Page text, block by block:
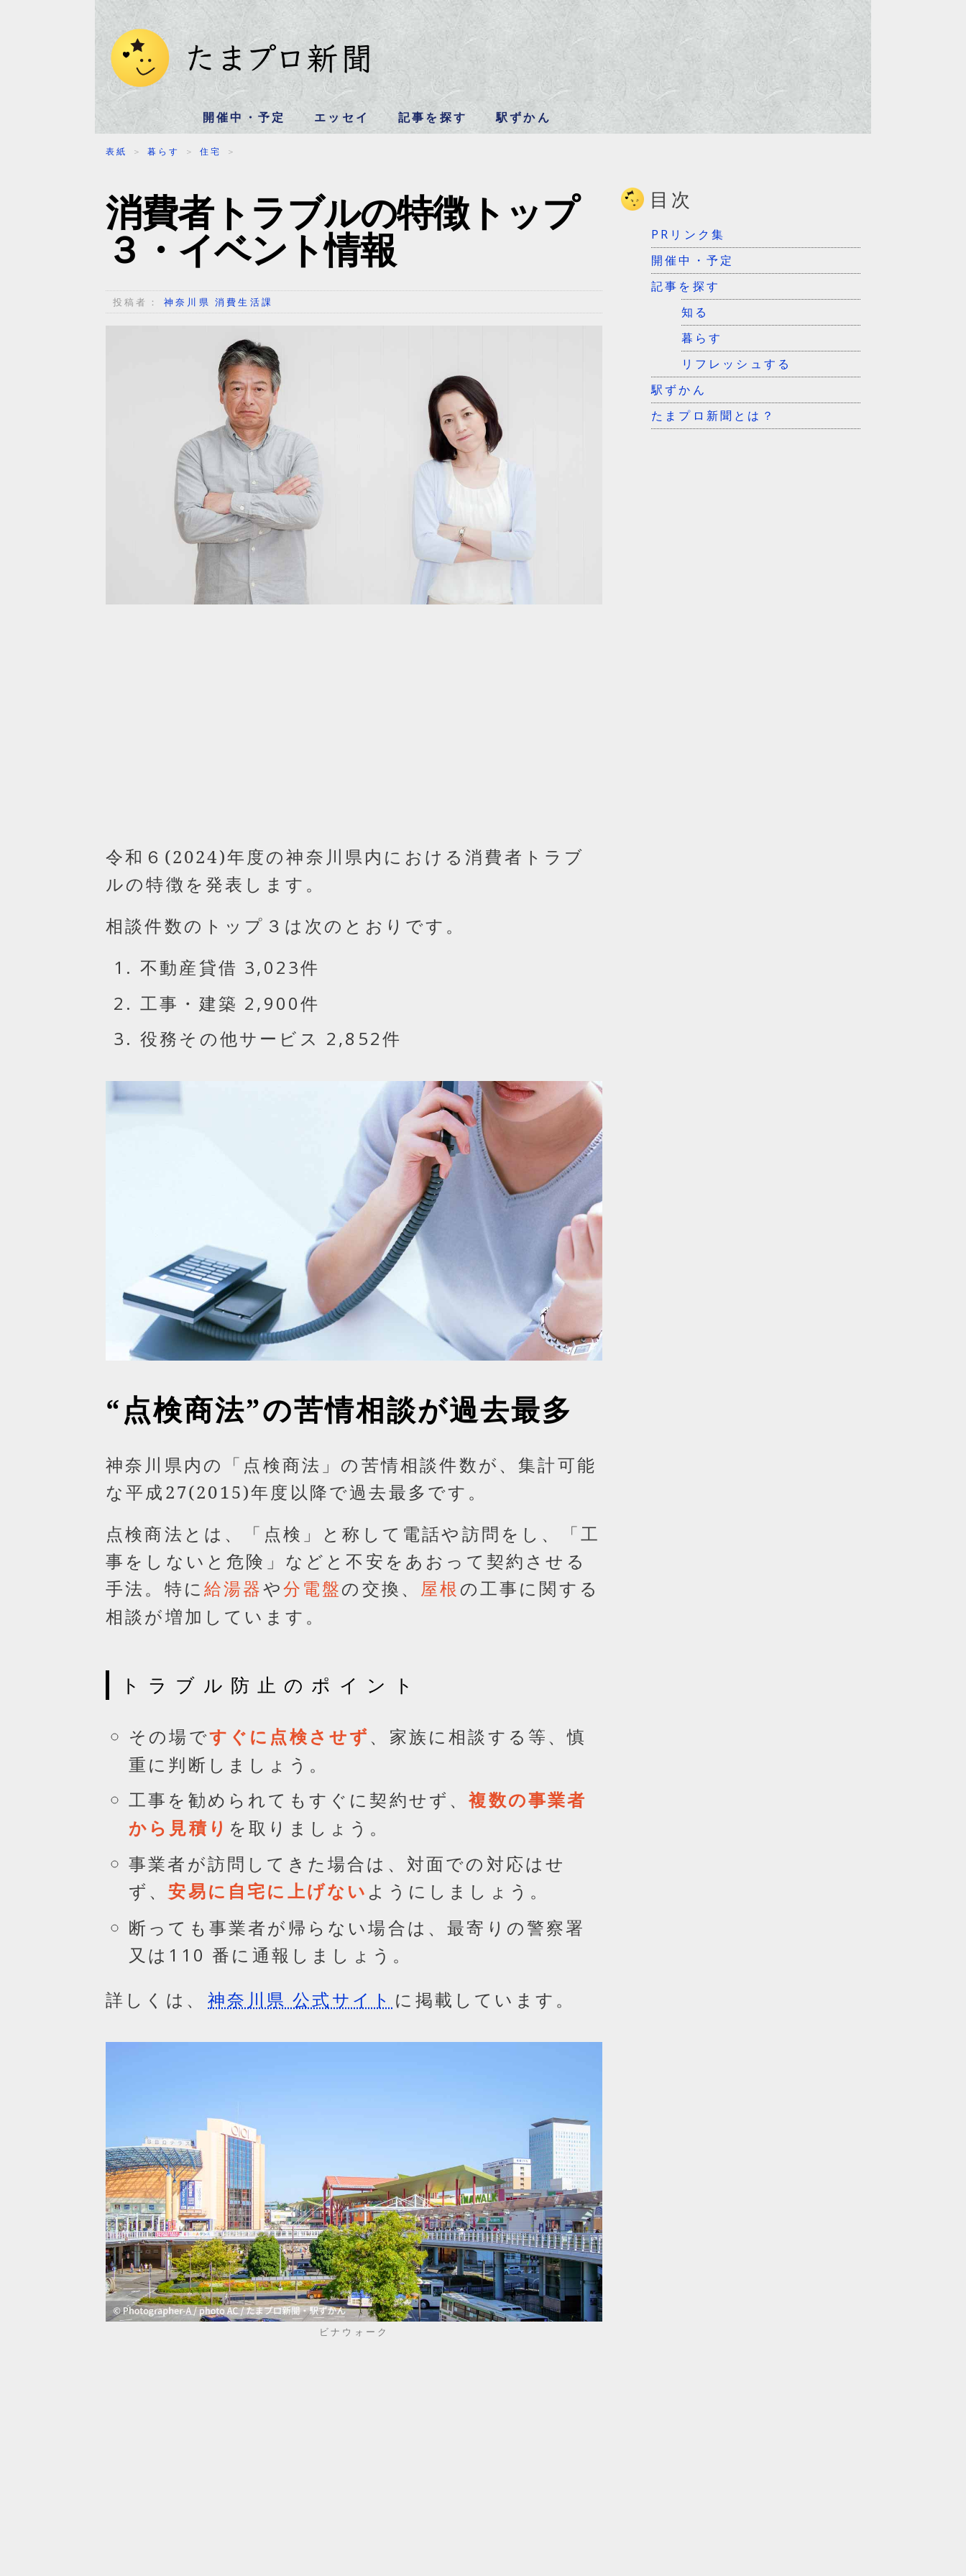
開催中・予定 エッセイ 記事を探す 駅ずかん
表紙 ＞ 暮らす ＞住宅 ＞
消費者トラブルの特徴トップ
３・イベント情報
投稿者： 神奈川県 消費生活課
令和６(2024)年度の神奈川県内における消費者トラブ
ルの特徴を発表します。
相談件数のトップ３は次のとおりです。
不動産貸借 3,023件
工事・建築 2,900件
役務その他サービス 2,852件
“点検商法”の苦情相談が過去最多
神奈川県内の「点検商法」の苦情相談件数が、集計可能
な平成27(2015)年度以降で過去最多です。
点検商法とは、「点検」と称して電話や訪問をし、「工
事をしないと危険」などと不安をあおって契約させる
手法。特に 給湯器や分電盤の交換、 屋根 の工事に関する
相談が増加しています。
トラブル防止のポイント
その場ですぐに点検させず 、家族に相談する等、慎
重に判断しましょう。
工事を勧められてもすぐに契約せず、複数の事業者
から見積り を取りましょう。
事業者が訪問してきた場合は、対面での対応はせ
ず、安易に自宅に上げない ようにしましょう。
断っても事業者が帰らない場合は、最寄りの警察署
又は110 番に通報しましょう。
詳しくは、 神奈川県 公式サイト に掲載しています。
ビナウォーク
目次
PRリンク集
開催中・予定
記事を探す
知る
暮らす
リフレッシュする
駅ずかん
たまプロ新聞とは？